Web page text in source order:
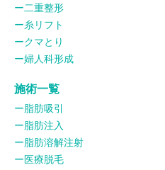
二重整形
糸リフト
クマとり
婦人科形成
施術一覧
脂肪吸引
脂肪注入
脂肪溶解注射
医療脱毛